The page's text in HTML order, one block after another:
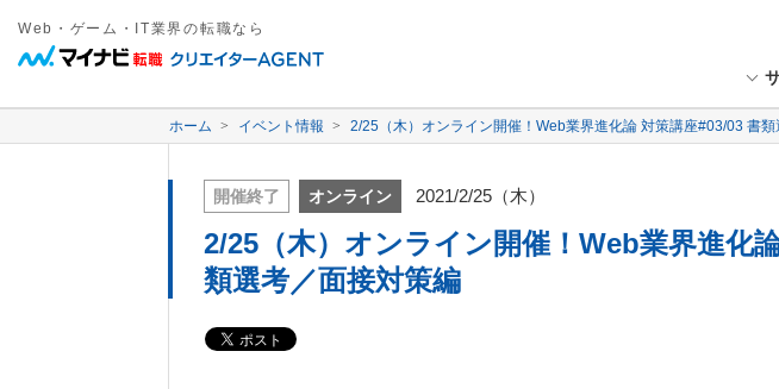
Web・ゲーム・IT業界の転職なら
ホーム イベント情報 2/25（木）オンライン開催！Web業界進化論 対策講座#03/03 書
開催終了 オンライン 2021/2/25（木）
2/25（木）オンライン開催！Web業界進化
類選考／面接対策編